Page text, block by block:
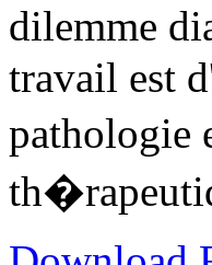
dilemme
travail est
pathologie